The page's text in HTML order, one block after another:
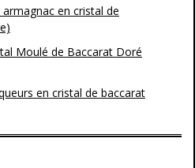
en cristal de
Moulé de Baccarat Doré
en cristal de baccarat